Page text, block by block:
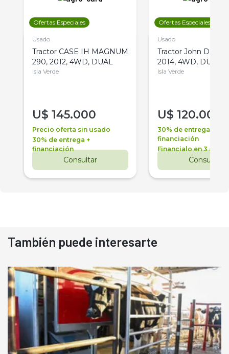
Ofertas Especiales
Usado
Tractor CASE IH MAGNUM
290, 2012, 4WD, DUAL
Isla Verde
U$ 145.000
Precio oferta sin usado
30% de entrega +
financiación
Consultar
Ofertas Especiales
Usado
Tractor John Deere
2014, 4WD, DUAL
Isla Verde
U$ 120.000
30% de entrega +
financiación
Financialo en 3 años
Consultar
También puede interesarte